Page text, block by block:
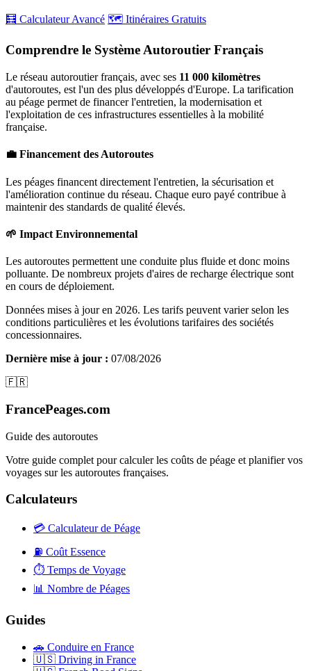
🧮 Calculateur Avancé 🗺️ Itinéraires Gratuits
Comprendre le Système Autoroutier Français
Le réseau autoroutier français, avec ses 11 000 kilomètres
d'autoroutes, est l'un des plus développés d'Europe. La tarification
au péage permet de financer l'entretien, la modernisation et
l'exploitation de ces infrastructures essentielles à la mobilité
française.
💼 Financement des Autoroutes
Les péages financent directement l'entretien, la sécurisation et
l'amélioration continue du réseau. Chaque euro payé contribue à
maintenir des standards de qualité élevés.
🌱 Impact Environnemental
Les autoroutes permettent une conduite plus fluide et donc moins
polluante. De nombreux projets d'aires de recharge électrique sont
en cours de déploiement.
Données mises à jour en 2026. Les tarifs peuvent varier selon les
conditions particulières et les évolutions tarifaires des sociétés
concessionnaires.
Dernière mise à jour : 07/08/2026
🇫🇷
FrancePeages.com
Guide des autoroutes
Votre guide complet pour calculer les coûts de péage et planifier vos
voyages sur les autoroutes françaises.
Calculateurs
💳 Calculateur de Péage
⛽ Coût Essence
⏱️ Temps de Voyage
📊 Nombre de Péages
Guides
🚗 Conduire en France
🇺🇸 Driving in France